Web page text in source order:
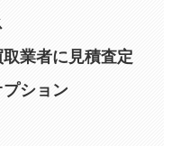
業者に見積査定
ション